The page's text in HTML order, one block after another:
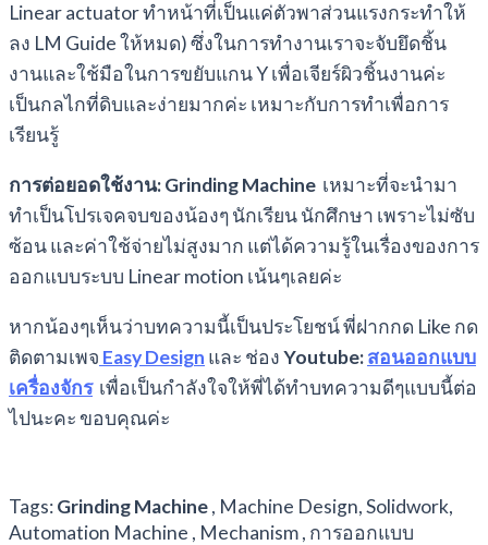
Linear actuator ทำหน้าที่เป็นแค่ตัวพาส่วนแรงกระทำให้
ลง LM Guide ให้หมด) ซึ่งในการทำงานเราจะจับยึดชิ้น
งานและใช้มือในการขยับแกน Y เพื่อเจียร์ผิวชิ้นงานค่ะ
เป็นกลไกที่ดิบและง่ายมากค่ะ เหมาะกับการทำเพื่อการ
เรียนรู้
การต่อยอดใช้งาน: Grinding Machine เหมาะที่จะนำมา
ทำเป็นโปรเจคจบของน้องๆ นักเรียน นักศึกษา เพราะไม่ซับ
ซ้อน และค่าใช้จ่ายไม่สูงมาก แต่ได้ความรู้ในเรื่องของการ
ออกแบบระบบ Linear motion เน้นๆเลยค่ะ
หากน้องๆเห็นว่าบทความนี้เป็นประโยชน์ พี่ฝากกด Like กด
ติดตามเพจ Easy Design และ ช่องYoutube:สอนออกแบบ
เครื่องจักรเพื่อเป็นกำลังใจให้พี่ได้ทำบทความดีๆแบบนี้ต่อ
ไปนะคะ ขอบคุณค่ะ
Tags:Grinding Machine, Machine Design, Solidwork,
Automation Machine , Mechanism , การออกแบบ